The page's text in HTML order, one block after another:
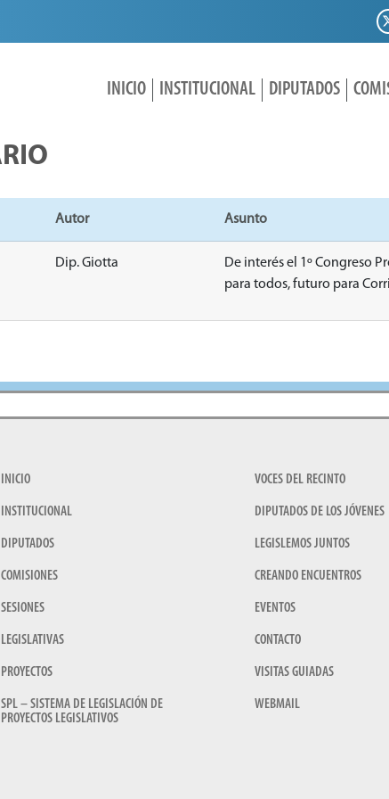
INICIO INSTITUCIONAL DIPUTADOS
Autor Asunto
Dip. Giotta
De interés el 1º Congreso
para todos, futuro para
INICIO
INSTITUCIONAL
DIPUTADOS
COMISIONES
SESIONES
LEGISLATIVAS
PROYECTOS
SPL – SISTEMA DE LEGISLACIÓN DE
PROYECTOS LEGISLATIVOS
VOCES DEL RECINTO
DIPUTADOS DE LOS JÓVENES
LEGISLEMOS JUNTOS
CREANDO ENCUENTROS
EVENTOS
CONTACTO
VISITAS GUIADAS
WEBMAIL